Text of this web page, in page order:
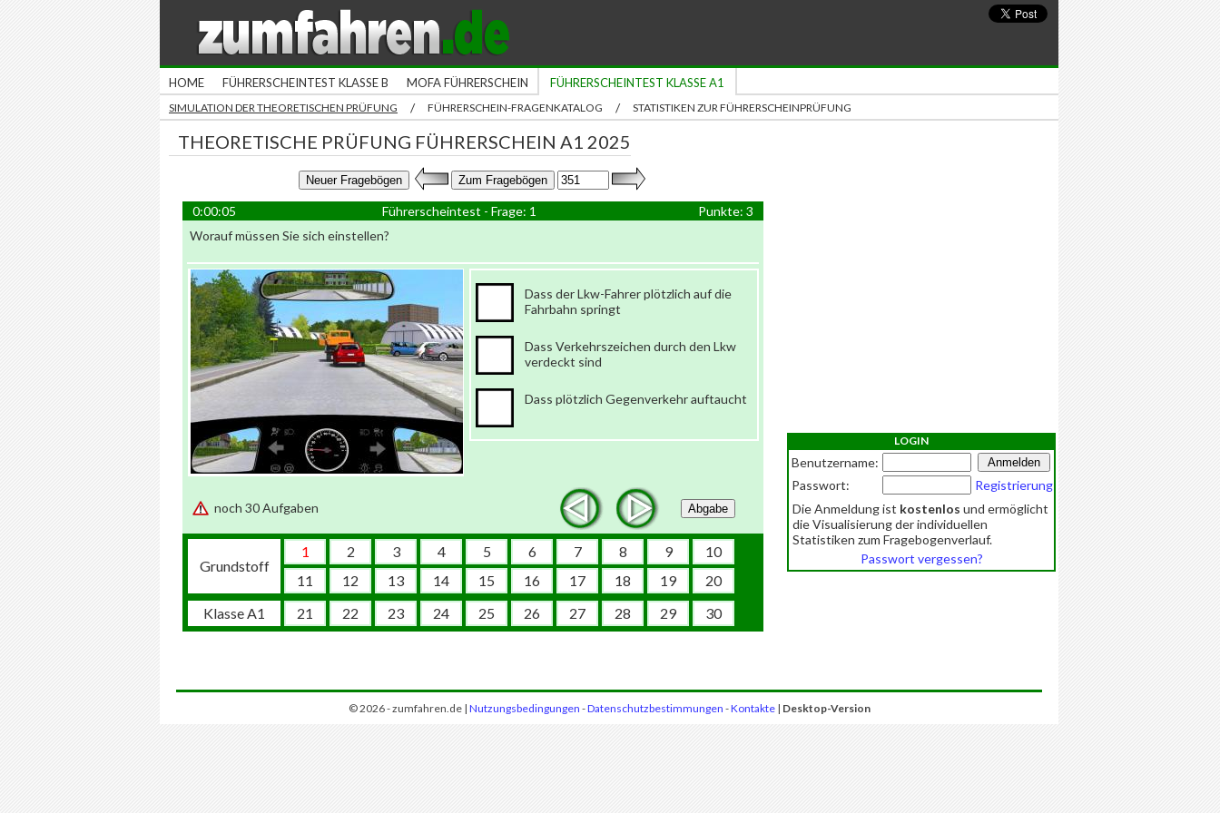
HOME FÜHRERSCHEINTEST KLASSE B MOFA FÜHRERSCHEIN FÜHRERSCHEINTEST KLASSE A1
SIMULATION DER THEORETISCHEN PRÜFUNG / FÜHRERSCHEIN-FRAGENKATALOG / STATISTIKEN ZUR FÜHRERSCHEINPRÜFUNG
THEORETISCHE PRÜFUNG FÜHRERSCHEIN A1 2025
0:00:05 Führerscheintest - Frage: 1
Punkte: 3
Worauf müssen Sie sich einstellen?
Dass der Lkw-Fahrer plötzlich auf die
Fahrbahn springt
Dass Verkehrszeichen durch den Lkw
verdeckt sind
Dass plötzlich Gegenverkehr auftaucht
noch 30 Aufgaben Abgabe
Grundstoff
1 2 3 4 5 6 7 8 9
10
11
12 13 14 15 16 17 18 19
20
Klasse A1
21 22 23 24 25 26 27 28 29 30
LOGIN
Benutzername:
Passwort:
Registrierung
Die Anmeldung ist kostenlos und ermöglicht
die Visualisierung der individuellen
Statistiken zum Fragebogenverlauf.
Passwort vergessen?
© 2026 - zumfahren.de | Nutzungsbedingungen -Datenschutzbestimmungen -Kontakte| Desktop-Version